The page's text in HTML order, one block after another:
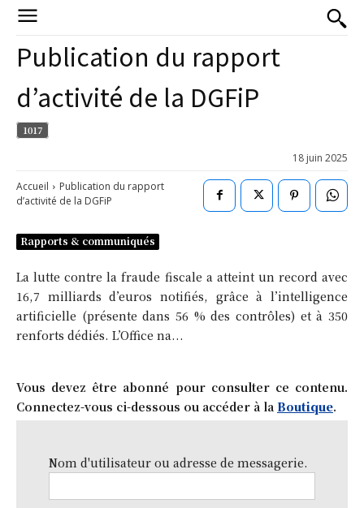
Publication du rapport
d’activité de la DGFiP
1017
18 juin 2025
Accueil
Publication du rapport
d’activité de la DGFiP
Rapports & communiqués
La lutte contre la fraude fiscale a atteint un record avec
16,7 milliards d’euros notifiés, grâce à l’intelligence
artificielle (présente dans 56 % des contrôles) et à 350
renforts dédiés. L’Office na...
Vous devez être abonné pour consulter ce contenu.
Connectez-vous ci-dessous ou accéder à la Boutique.
Nom d'utilisateur ou adresse de messagerie.